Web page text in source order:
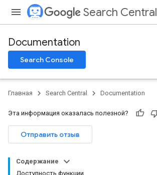
Search Central
Documentation
Search Console
Главная Search Central Documentation
Эта информация оказалась полезной?
Отправить отзыв
Содержание
Доступность функции